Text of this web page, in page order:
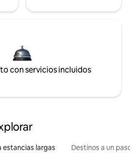
con servicios incluidos
estancias largas Destinos a un